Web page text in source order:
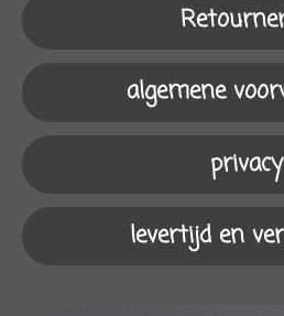
b
o
k
s
t
a
r
a
m
k
T
o
algemene
privacy
levertijd en